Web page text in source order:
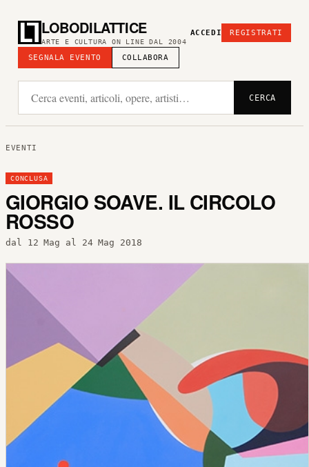
LOBODILATTICE
ARTE E CULTURA ON LINE DAL 2004
SEGNALA EVENTO COLLABORA
ACCEDI REGISTRATI
CERCA
EVENTI
CONCLUSA
GIORGIO SOAVE. IL CIRCOLO
ROSSO
dal 12 Mag al 24 Mag 2018